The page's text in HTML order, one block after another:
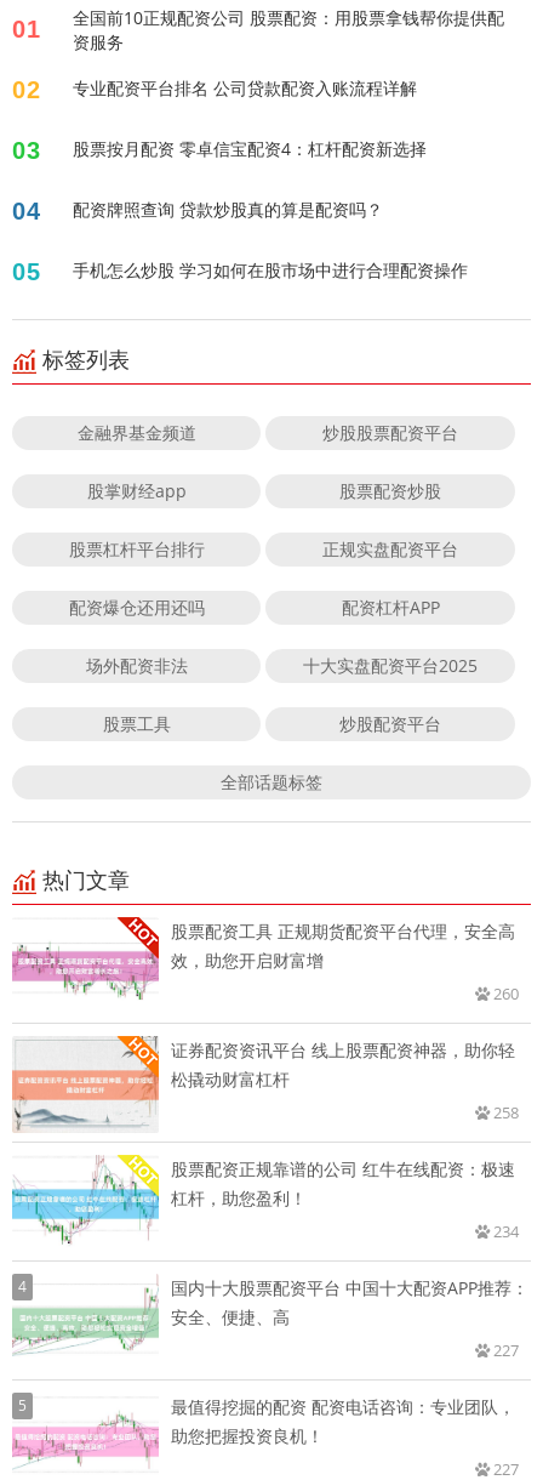
01
全国前10正规配资公司 股票配资：用股票拿钱帮你提供配
资服务
02 专业配资平台排名 公司贷款配资入账流程详解
03 股票按月配资 零卓信宝配资4：杠杆配资新选择
04 配资牌照查询 贷款炒股真的算是配资吗？
05 手机怎么炒股 学习如何在股市场中进行合理配资操作
标签列表
金融界基金频道 炒股股票配资平台
股掌财经app 股票配资炒股
股票杠杆平台排行 正规实盘配资平台
配资爆仓还用还吗 配资杠杆APP
场外配资非法 十大实盘配资平台2025
股票工具 炒股配资平台
全部话题标签
热门文章
股票配资工具 正规期货配资平台代理，安全高
效，助您开启财富增
260
证券配资资讯平台 线上股票配资神器，助你轻
松撬动财富杠杆
258
股票配资正规靠谱的公司 红牛在线配资：极速
杠杆，助您盈利！
234
4
国内十大股票配资平台 中国十大配资APP推荐：
安全、便捷、高
227
5
最值得挖掘的配资 配资电话咨询：专业团队，
助您把握投资良机！
227